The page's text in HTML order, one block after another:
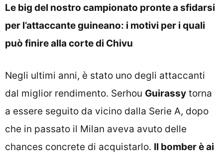
Le big del nostro campionato pronte a sfidarsi
per l’attaccante guineano: i motivi per i quali
può finire alla corte di Chivu
Negli ultimi anni, è stato uno degli attaccanti
dal miglior rendimento. Serhou Guirassy torna
a essere seguito da vicino dalla Serie A, dopo
che in passato il Milan aveva avuto delle
chances concrete di acquistarlo. Il bomber è ai